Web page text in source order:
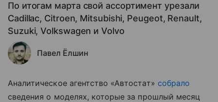
По итогам марта свой ассортимент урезали
Cadillac, Citroen, Mitsubishi, Peugeot, Renault,
Suzuki, Volkswagen и Volvo
Павел Ёлшин
Аналитическое агентство «Автостат» собрало
сведения о моделях, которые за прошлый месяц